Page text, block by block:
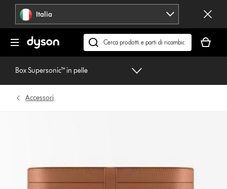
navigazione Italia
Cerca
su
carrello
è
Box Supersonic™ in pelle
Accessori